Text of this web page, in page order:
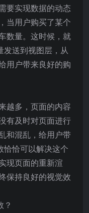
要实现数据的动态
当用户购买了某个
数量。这时候，就
送到视图层，从
用户带来良好的购
越多，页面的内容
有及时对页面进行
和混乱，给用户带
恰可以解决这个
现页面的重新渲
保持良好的视觉效
？